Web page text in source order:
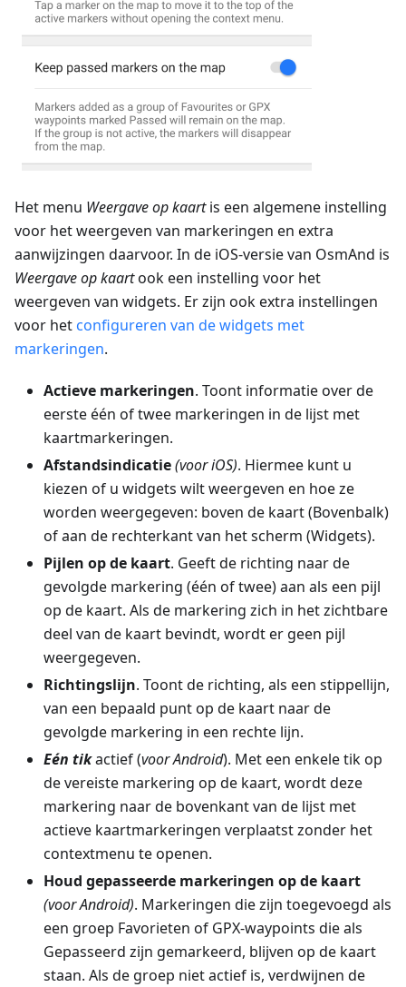
Het menu Weergave op kaartis een algemene instelling
voor het weergeven van markeringen en extra
aanwijzingen daarvoor. In de iOS-versie van OsmAnd is
Weergave op kaartook een instelling voor het
weergeven van widgets. Er zijn ook extra instellingen
voor het configureren van de widgets met
markeringen.
Actieve markeringen. Toont informatie over de
eerste één of twee markeringen in de lijst met
kaartmarkeringen.
Afstandsindicatie(voor iOS). Hiermee kunt u
kiezen of u widgets wilt weergeven en hoe ze
worden weergegeven: boven de kaart (Bovenbalk)
of aan de rechterkant van het scherm (Widgets).
Pijlen op de kaart. Geeft de richting naar de
gevolgde markering (één of twee) aan als een pijl
op de kaart. Als de markering zich in het zichtbare
deel van de kaart bevindt, wordt er geen pijl
weergegeven.
Richtingslijn. Toont de richting, als een stippellijn,
van een bepaald punt op de kaart naar de
gevolgde markering in een rechte lijn.
Eén tikactief (voor Android). Met een enkele tik op
de vereiste markering op de kaart, wordt deze
markering naar de bovenkant van de lijst met
actieve kaartmarkeringen verplaatst zonder het
contextmenu te openen.
Houd gepasseerde markeringen op de kaart
(voor Android). Markeringen die zijn toegevoegd als
een groep Favorieten of GPX-waypoints die als
Gepasseerd zijn gemarkeerd, blijven op de kaart
staan. Als de groep niet actief is, verdwijnen de